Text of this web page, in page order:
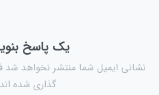
یک پاسخ
نشانی ایمیل شما منتشر نخواهد
گذاری شده